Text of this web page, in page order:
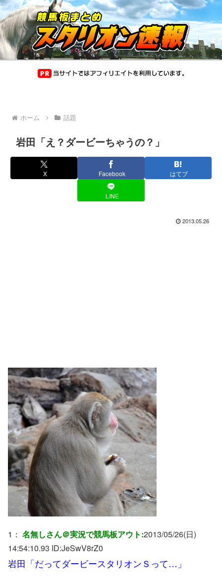
ホーム 話題
岩田「え？ダービーちゃうの？」
X Facebook はてブ
LINE
2013.05.26
1： 名無しさん＠実況で競馬板アウト:2013/05/26(日)
14:54:10.93 ID:JeSwV8rZ0
岩田「だってダービースタリオンＳって…」